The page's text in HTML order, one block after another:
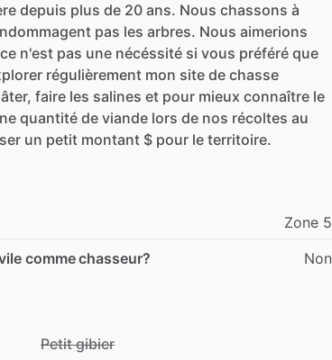
depuis plus de 20 ans. Nous chassons à
pas les arbres. Nous aimerions
ce n'est pas une nécéssité si vous préféré que
régulièrement mon site de chasse
faire les salines et pour mieux connaître le
quantité de viande lors de nos récoltes au
un petit montant $ pour le territoire.
Zone 5
comme chasseur?
Non
Petit gibier